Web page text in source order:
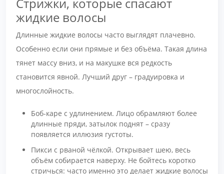
жидкие волосы
Длинные жидкие волосы часто выглядят плачевно.
Особенно если они прямые и без объёма. Такая длина
тянет массу вниз, и на макушке вся редкость
становится явной. Лучший друг – градуировка и
многослойность.
Боб-каре с удлинением. Лицо обрамляют более
длинные пряди, затылок поднят – сразу
появляется иллюзия густоты.
Пикси с рваной чёлкой. Открывает шею, весь
объём собирается наверху. Не бойтесь коротко
стричься: часто именно это делает жидкие волосы